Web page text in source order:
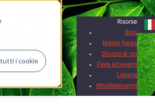
i cookie
Risorse
Blog
Mattei News
Dicono di noi
Fiere ed eventi
Libreria
Whistleblowing